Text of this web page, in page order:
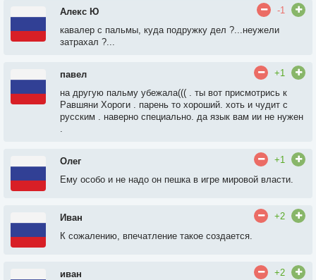
Алекс Ю
-1
кавалер с пальмы, куда подружку дел ?...неужели
затрахал ?...
павел
+1
на другую пальму убежала((( . ты вот присмотрись к
Равшяни Хороги . парень то хороший. хоть и чудит с
русским . наверно специально. да язык вам ии не нужен
.
Олег
+1
Ему особо и не надо он пешка в игре мировой власти.
Иван
+2
К сожалению, впечатление такое создается.
иван
+2